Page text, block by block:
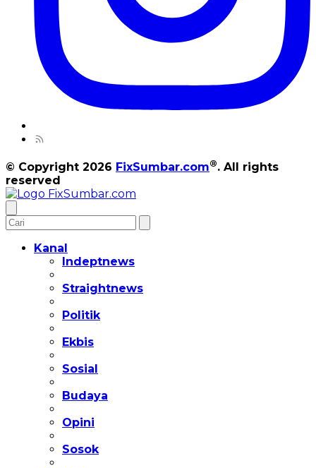
© Copyright 2026 FixSumbar.com®. All rights
reserved
Kanal
Indeptnews
Straightnews
Politik
Ekbis
Sosial
Budaya
Opini
Sosok